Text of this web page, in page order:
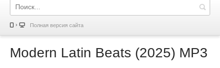
Полная версия сайта
Modern Latin Beats (2025) MP3